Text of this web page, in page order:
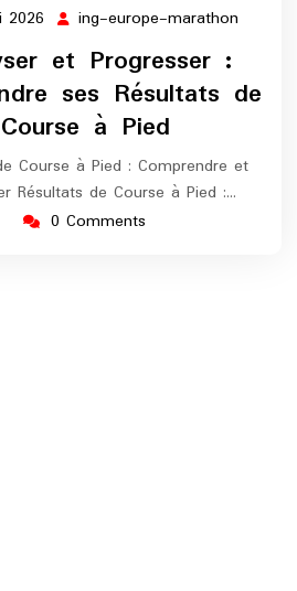
2026 02
mai
2026
ing-europe-marathon
et Progresser :
ses Résultats de
Course à Pied
Course à Pied : Comprendre et
Résultats de Course à Pied :…
0 Comments